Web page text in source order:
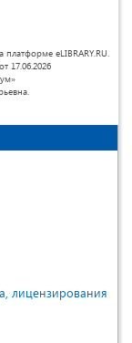
eLIBRARY.RU.
17.06.2026
лицензирования